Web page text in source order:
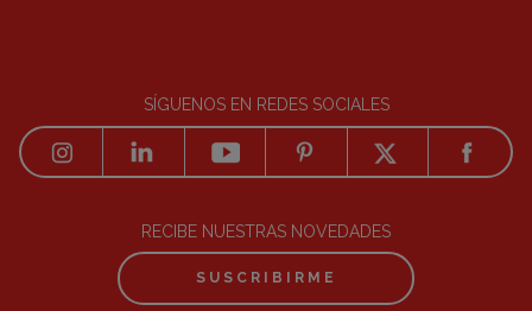
SÍGUENOS EN REDES SOCIALES
RECIBE NUESTRAS NOVEDADES
SUSCRIBIRME